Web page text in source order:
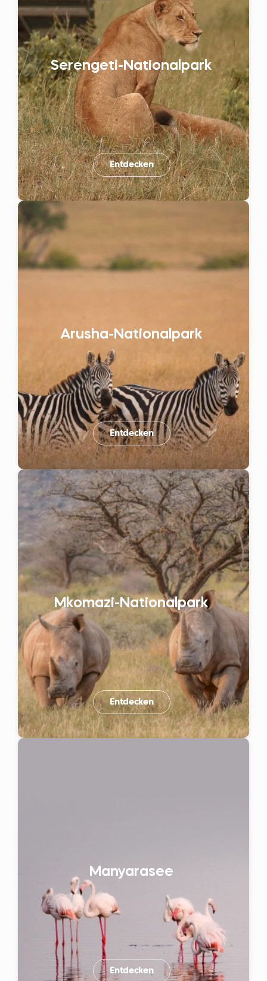
Serengeti-Nationalpark
Entdecken
Arusha-Nationalpark
Entdecken
Mkomazi-Nationalpark
Entdecken
Manyarasee
Entdecken